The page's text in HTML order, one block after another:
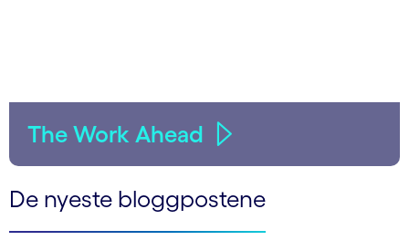
The Work Ahead
De nyeste bloggpostene